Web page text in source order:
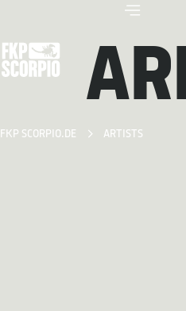
FKP SCORPIO.DE ARTISTS